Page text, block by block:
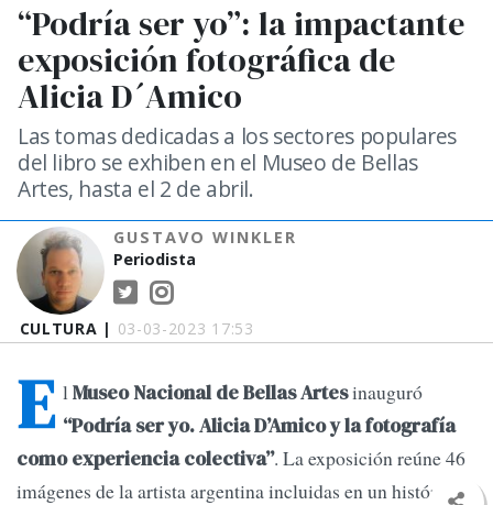
CULTURA | 03-03-2023 17:53
“Podría ser yo”: la impactante
exposición fotográfica de
Alicia D´Amico
Las tomas dedicadas a los sectores populares
del libro se exhiben en el Museo de Bellas
Artes, hasta el 2 de abril.
GUSTAVO WINKLER
Periodista
E lMuseo Nacional de Bellas Artesinauguró
“Podría ser yo. Alicia D’Amico y la fotografía
como experiencia colectiva”. La exposición reúne 46
imágenes de la artista argentina incluidas en un histórico